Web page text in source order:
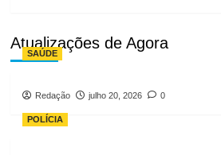
Atualizações de Agora
SAÚDE
Redação julho 20, 2026 0
POLÍCIA